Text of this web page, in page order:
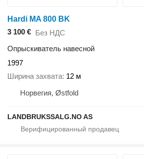
Hardi MA 800 BK
3 100 € Без НДС
Опрыскиватель навесной
1997
Ширина захвата 12 м
Норвегия, Østfold
LANDBRUKSSALG.NO AS